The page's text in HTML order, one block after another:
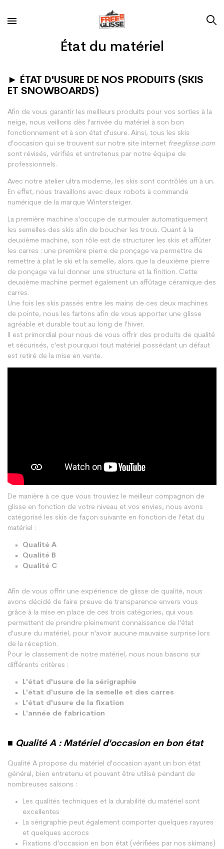
État du matériel
► ÉTAT D'USURE DE NOS PRODUITS (SKIS
ET SNOWBOARDS)
Afin de vous garantir les meilleurs produits pour vos sorties à la
neige, nous veillons dès l'arrivée du matériel à son bon
fonctionnement et à son état d'usure. Ainsi, tous les skis
d'occasion qui se trouvent sur notre site internet freeglisse.com
sont révisés, vérifiés et entretenus par notre équipe de
professionnels.
Avec notre atelier ultra moderne, les skis sont contrôlés un à un.
En effet, nous travaillons avec deux robots à commande
numérique de la marque Wintersteiger.
La première machine s'occupe de surmouler automatiquement
les semelles des skis afin de boucher les trous. Quant à la
deuxième machine, son rôle est de structurer les skis et affûter
les carres : une première pierre de ponçage va permettre de
remettre à plat le ski et la semelle, alors que la deuxième pierre
de ponçage va lui donner une structure et la finition. Cette
deuxième machine permet également un affûtage céramique des
carres.
Une fois les skis passés entre les mains de ces deux machines
de pointe, nous les fartons afin de vous apporter une glisse
agréable et durable tout au long de l'hiver.
Il est primordial pour nous de vous offrir des produits de qualité
et sécurisés, c'est pourquoi tout matériel possédant un défaut
est retiré de la mise en vente.
De manière à ce que vous trouviez le meilleur compagnon de
glisse en fonction de votre niveau et vos envies, nous avons
catégorisé les skis de façon suivante en fonction de l'état du
matériel :
Qualité A
Qualité B
Qualité C
Afin de vous offrir une expérience de glisse de qualité, nous
avons décidé de faire preuve de transparence envers vous
grâce à la mise en place de ces trois catégories, qui vous
permettent de prendre pleinement connaissance de l'état
d'usure du matériel, pour n'avoir aucune mauvaise surprise lors
de la réception.
Pour le classement de notre matériel, nous nous basons sur
différents critères :
L'état d'usure de la sérigraphie
L'état d'usure de la semelle et des carres
L'état d'usure de la fixation
L'année de fabrication
■ Qualité A : Matériel d'occasion en bon état
Qualité A propose du matériel d'occasion ayant un bon état
général, bien entretenu et pouvant être utilisé pendant de
nombreuses saisons :
Les qualités techniques et la durabilité du matériel sont
excellentes
La sérigraphie peut également comporter quelques rayures
et quelques accrocs
Fixations d'occasion en bon état (vérifiées par nos skimans)